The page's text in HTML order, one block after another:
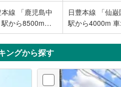
本線 「鹿児島中
から8500m
分
日豊本線 「仙
駅か
ングから探す